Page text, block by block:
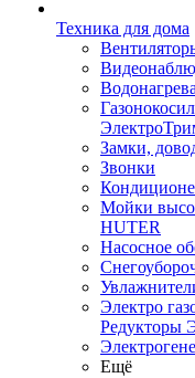
Техника для дома
Замки,
Звонки
Мойки
HUTER
Насосное
Электро
Редукторы
Ещё